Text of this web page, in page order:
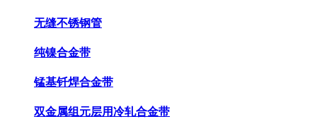
无缝不锈钢管
纯镍合金带
锰基钎焊合金带
双金属组元层用冷轧合金带